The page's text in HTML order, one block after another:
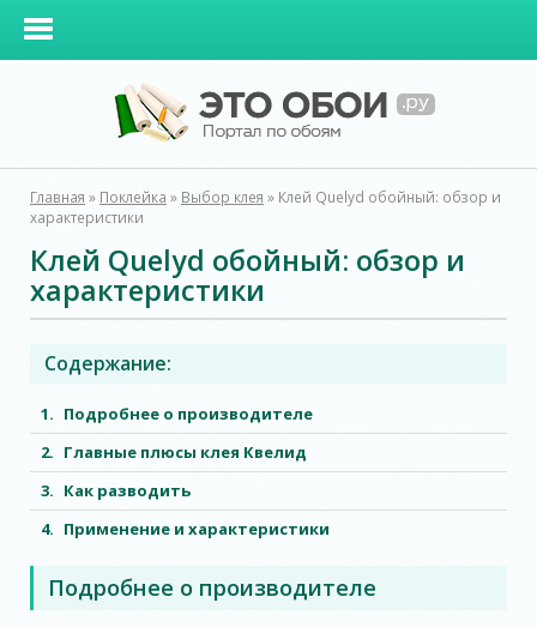
Главная » Поклейка » Выбор клея » Клей Quelyd обойный: обзор и
характеристики
Клей Quelyd обойный: обзор и
характеристики
Содержание:
Подробнее о производителе
Главные плюсы клея Квелид
Как разводить
Применение и характеристики
Подробнее о производителе